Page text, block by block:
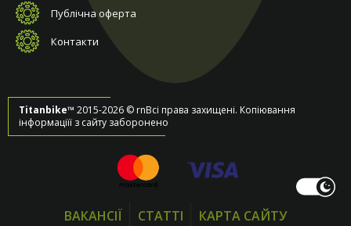
Публічна оферта
Контакти
Titanbike™ 2015-2026 © rnВсі права захищені. Копіювання
інформаціїї з сайту заборонено
ВАКАНСІЇ СТАТТІ КАРТА САЙТУ